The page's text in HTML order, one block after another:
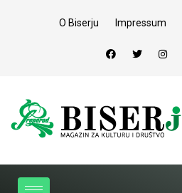
O Biserju Impressum